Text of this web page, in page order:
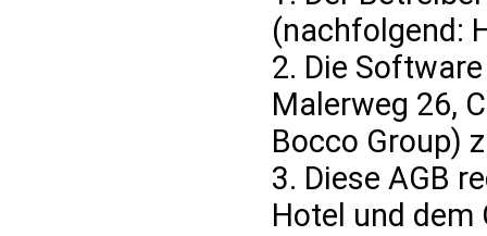
(nachfolgend:
2. Die
Malerweg 26,
Bocco Group)
3. Diese AGB
Hotel und dem